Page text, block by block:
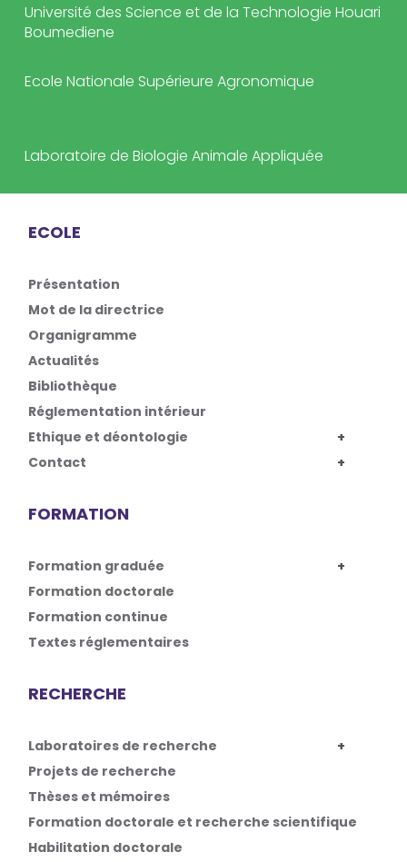
Université des Science et de la Technologie Houari
Boumediene
Ecole Nationale Supérieure Agronomique
Laboratoire de Biologie Animale Appliquée
ECOLE
Présentation
Mot de la directrice
Organigramme
Actualités
Bibliothèque
Réglementation intérieur
Ethique et déontologie
Contact
FORMATION
Formation graduée
Formation doctorale
Formation continue
Textes réglementaires
RECHERCHE
Laboratoires de recherche
Projets de recherche
Thèses et mémoires
Formation doctorale et recherche scientifique
Habilitation doctorale